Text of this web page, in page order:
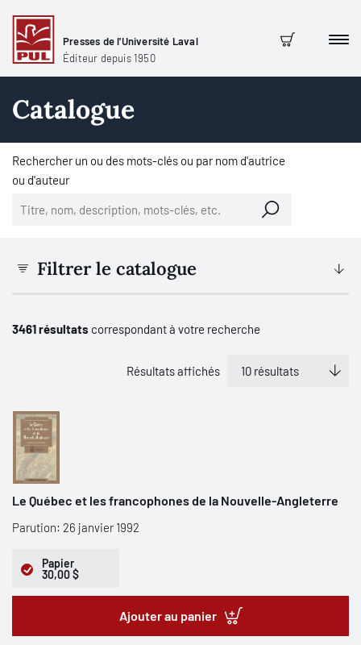
Presses de l'Université Laval
Éditeur depuis 1950
Panier
Catalogue
Rechercher un ou des mots-clés ou par nom d'autrice
ou d'auteur
Filtrer le catalogue
3461 résultats correspondant à votre recherche
Résultats affichés
Le Québec et les francophones de la Nouvelle-Angleterre
Parution: 26 janvier 1992
Papier
30,00 $
Ajouter au panier